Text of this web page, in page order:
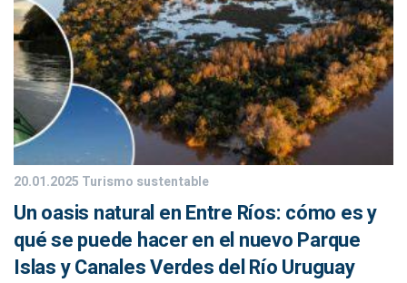
20.01.2025 Turismo sustentable
Un oasis natural en Entre Ríos: cómo es y
qué se puede hacer en el nuevo Parque
Islas y Canales Verdes del Río Uruguay